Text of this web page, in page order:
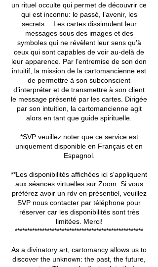
un rituel occulte qui permet de découvrir ce
qui est inconnu: le passé, l’avenir, les
secrets… Les cartes dissimulent leur
messages sous des images et des
symboles qui ne révèlent leur sens qu’à
ceux qui sont capables de voir au-delà de
leur apparence. Par l’entremise de son don
intuitif, la mission de la cartomancienne est
de permettre à son subconscient
d’interpréter et de transmettre à son client
le message présenté par les cartes. Dirigée
par son intuition, la cartomancienne agit
alors en tant que guide spirituelle.
*SVP veuillez noter que ce service est
uniquement disponible en Français et en
Espagnol.
**Les disponibilités affichées ici s'appliquent
aux séances virtuelles sur Zoom. Si vous
préférez avoir un rdv en présentiel, veuillez
SVP nous contacter par téléphone pour
réserver car les disponibilités sont très
limitées. Merci!
****************************************************
As a divinatory art, cartomancy allows us to
discover the unknown: the past, the future,